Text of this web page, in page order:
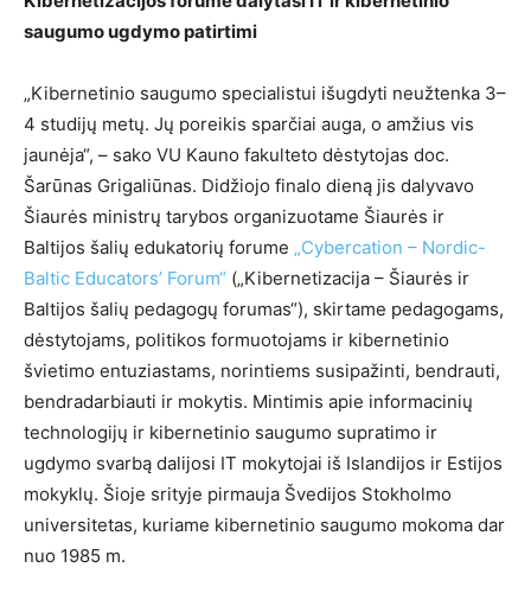
saugumo ugdymo patirtimi
„Kibernetinio saugumo specialistui išugdyti neužtenka 3–
4 studijų metų. Jų poreikis sparčiai auga, o amžius vis
jaunėja“, – sako VU Kauno fakulteto dėstytojas doc.
Šarūnas Grigaliūnas. Didžiojo finalo dieną jis dalyvavo
Šiaurės ministrų tarybos organizuotame Šiaurės ir
Baltijos šalių edukatorių forume „Cybercation – Nordic-
Baltic Educators’ Forum“ („Kibernetizacija – Šiaurės ir
Baltijos šalių pedagogų forumas“), skirtame pedagogams,
dėstytojams, politikos formuotojams ir kibernetinio
švietimo entuziastams, norintiems susipažinti, bendrauti,
bendradarbiauti ir mokytis. Mintimis apie informacinių
technologijų ir kibernetinio saugumo supratimo ir
ugdymo svarbą dalijosi IT mokytojai iš Islandijos ir Estijos
mokyklų. Šioje srityje pirmauja Švedijos Stokholmo
universitetas, kuriame kibernetinio saugumo mokoma dar
nuo 1985 m.